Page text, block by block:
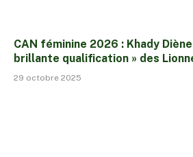
CAN féminine 2026 : Khady
brillante qualification » des
29 octobre 2025